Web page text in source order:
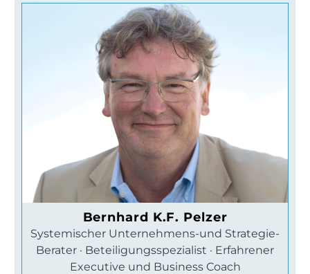
Bernhard K.F. Pelzer
Systemischer Unternehmens-und Strategie-
Berater · Beteiligungsspezialist · Erfahrener
Executive und Business Coach